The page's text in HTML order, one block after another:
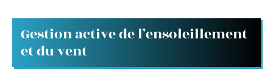
Gestion active de l’ensoleillement
et du vent